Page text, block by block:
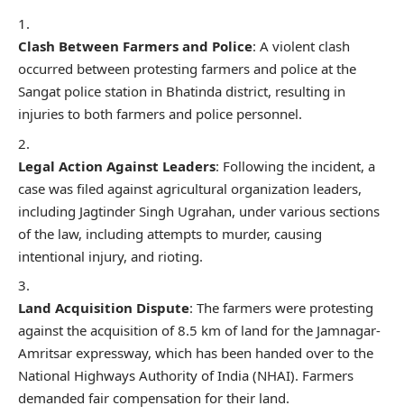
Clash Between Farmers and Police: A violent clash
occurred between protesting farmers and police at the
Sangat police station in Bhatinda district, resulting in
injuries to both farmers and police personnel.
Legal Action Against Leaders: Following the incident, a
case was filed against agricultural organization leaders,
including Jagtinder Singh Ugrahan, under various sections
of the law, including attempts to murder, causing
intentional injury, and rioting.
Land Acquisition Dispute: The farmers were protesting
against the acquisition of 8.5 km of land for the Jamnagar-
Amritsar expressway, which has been handed over to the
National Highways Authority of India (NHAI). Farmers
demanded fair compensation for their land.